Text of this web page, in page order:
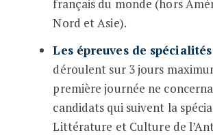
français du monde (hors
Nord et Asie).
Les épreuves de spécialités
déroulent sur 3 jours
première journée ne
candidats qui suivent la
Littérature et Culture de